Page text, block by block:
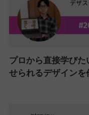
プロから直接学び
せられるデザイン